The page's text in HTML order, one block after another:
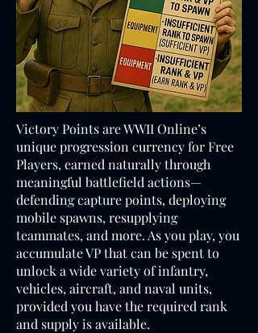
Victory Points are WWII Online’s
unique progression currency for Free
Players, earned naturally through
meaningful battlefield actions—
defending capture points, deploying
mobile spawns, resupplying
teammates, and more. As you play, you
accumulate VP that can be spent to
unlock a wide variety of infantry,
vehicles, aircraft, and naval units,
provided you have the required rank
and supply is available.